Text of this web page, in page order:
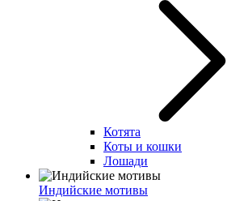
Котята
Коты и кошки
Лошади
Индийские мотивы